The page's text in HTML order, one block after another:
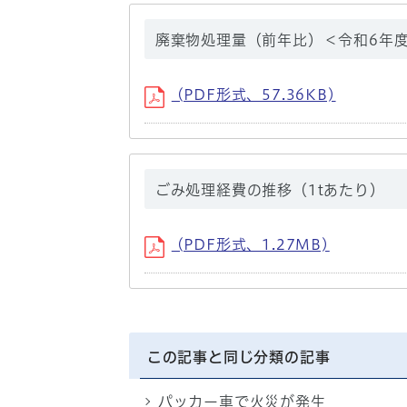
廃棄物処理量（前年比）＜令和6年
(PDF形式、57.36KB)
ごみ処理経費の推移（1tあたり）
(PDF形式、1.27MB)
この記事と同じ分類の記事
パッカー車で火災が発生